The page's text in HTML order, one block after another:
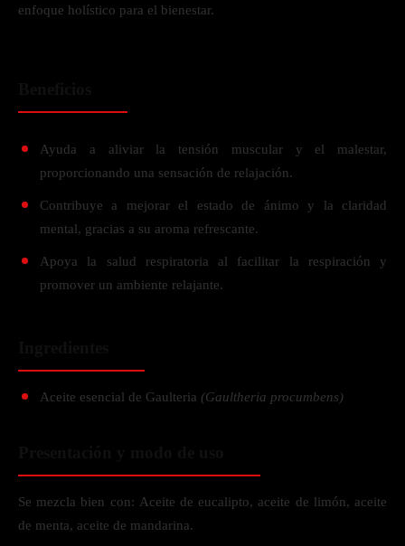
enfoque holístico para el bienestar.
Ayuda a aliviar la tensión muscular y el malestar,
proporcionando una sensación de relajación.
Contribuye a mejorar el estado de ánimo y la claridad
mental, gracias a su aroma refrescante.
Apoya la salud respiratoria al facilitar la respiración y
promover un ambiente relajante.
Aceite esencial de Gaulteria (Gaultheria procumbens)
Se mezcla bien con: Aceite de eucalipto, aceite de limón, aceite
de menta, aceite de mandarina.